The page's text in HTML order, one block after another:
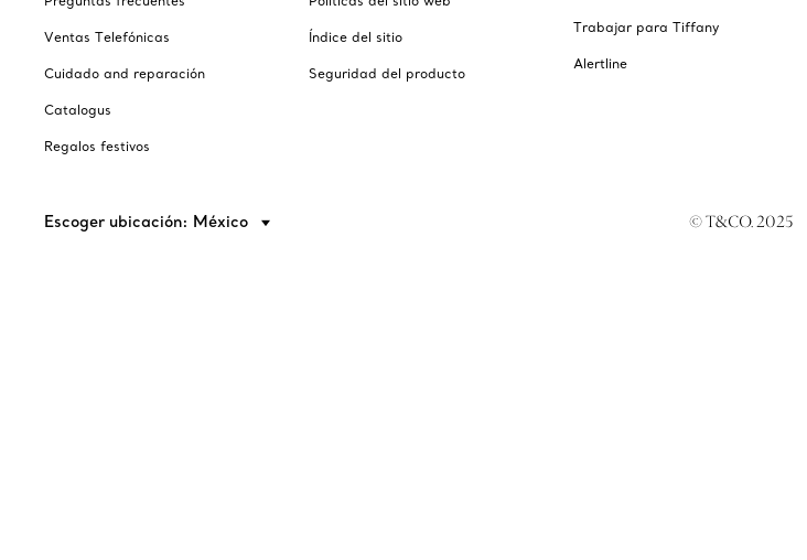
Ventas Telefónicas
Cuidado and reparación
Catalogus
Regalos festivos
Índice del sitio
Seguridad del producto
Trabajar para Tiffany
Alertline
Escoger ubicación: México © T&CO. 2025